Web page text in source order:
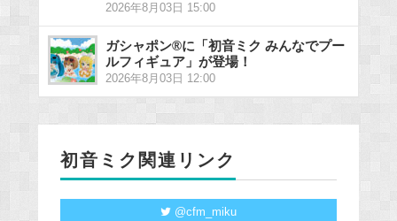
2026年8月03日 15:00
ガシャポン®に「初音ミク みんなでプー
ルフィギュア」が登場！
2026年8月03日 12:00
初音ミク関連リンク
@cfm_miku